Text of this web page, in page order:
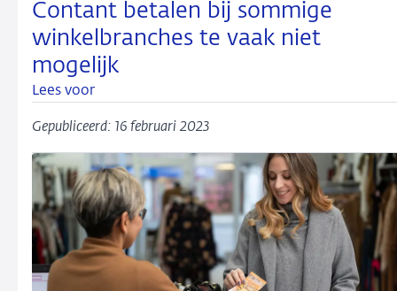
Contant betalen bij sommige
winkelbranches te vaak niet
mogelijk
Lees voor
Gepubliceerd: 16 februari 2023